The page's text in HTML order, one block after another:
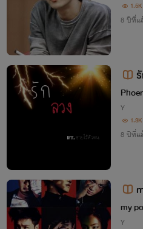
1.5K
8 ปีที่แ
Y
1.3K
8 ปีที่แ
ศาจ
my
Y